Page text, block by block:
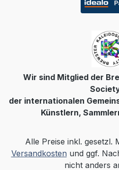
Wir sind Mitglied der
der internationalen
Künstlern,
Alle Preise inkl. gesetzl.
Versandkosten und ggf.
nicht anders